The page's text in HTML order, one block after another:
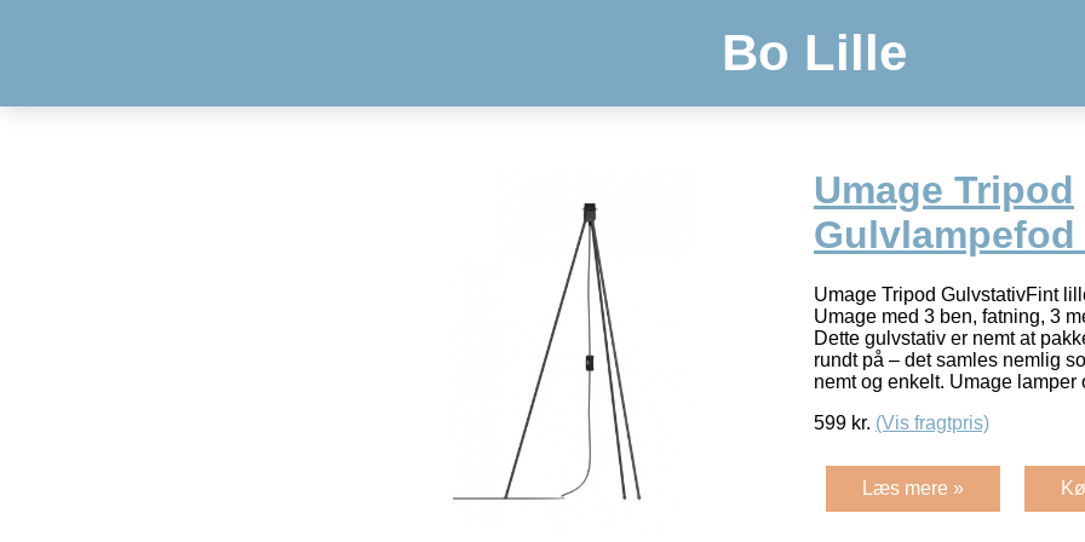
Bo Lille
Umage Tripod
Gulvlampefod
Umage Tripod GulvstativFint
Umage med 3 ben, fatning, 3
Dette gulvstativ er nemt at
rundt på – det samles nemlig
nemt og enkelt. Umage
599 kr. (Vis fragtpris)
Læs mere »